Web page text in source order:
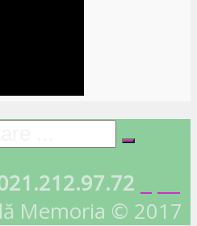
Memoria © 2017